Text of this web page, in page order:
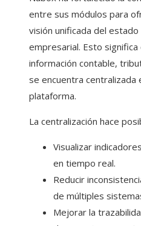
entre sus módulos para
visión unificada del estado
empresarial. Esto significa
información contable,
se encuentra centralizada
plataforma.
La centralización hace
Visualizar
en tiempo real.
Reducir
de múltiples
Mejorar la